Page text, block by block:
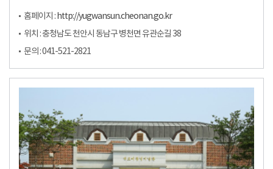
홈페이지 : http://yugwansun.cheonan.go.kr
위치 : 충청남도 천안시 동남구 병천면 유관순길 38
문의 : 041-521-2821